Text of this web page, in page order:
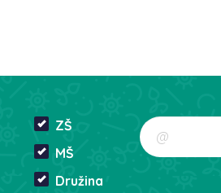
ZŠ
MŠ
Družina